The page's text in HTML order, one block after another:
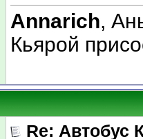
Annarich,
Кьярой
Re: Автобус